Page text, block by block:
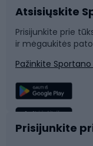
Dviračių dalys
Laipiojimas
Žvejyba
Sportinė
Rogutės ir
Snieglenčių
Plaukimas
Komandinis
Atsisiųskite
Prisijunkite prie
ir mėgaukitės
Pažinkite
Prisijunkite